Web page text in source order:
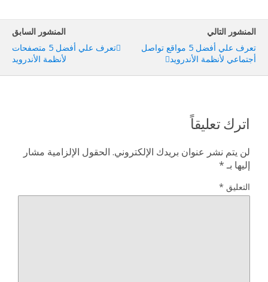
المنشور السابق
تعرف علي أفضل 5 متصفحات
لأنظمة الأندرويد
المنشور التالي
تعرف علي أفضل 5 مواقع تواصل
أجتماعي لأنظمة الأندرويد
اترك تعليقاً
لن يتم نشر عنوان بريدك الإلكتروني. الحقول الإلزامية مشار
إليها بـ*
التعليق *